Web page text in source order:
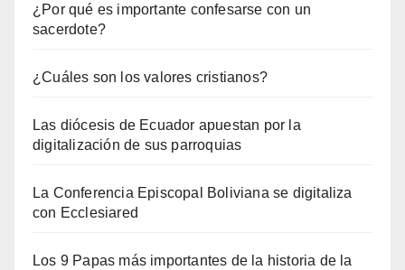
¿Por qué es importante confesarse con un
sacerdote?
¿Cuáles son los valores cristianos?
Las diócesis de Ecuador apuestan por la
digitalización de sus parroquias
La Conferencia Episcopal Boliviana se digitaliza
con Ecclesiared
Los 9 Papas más importantes de la historia de la